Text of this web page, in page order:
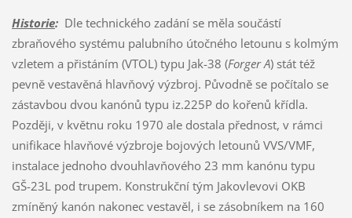
Historie:Dle technického zadání se měla součástí
zbraňového systému palubního útočného letounu s kolmým
vzletem a přistáním (VTOL) typu Jak-38 (Forger A) stát též
pevně vestavěná hlavňový výzbroj. Původně se počítalo se
zástavbou dvou kanónů typu iz.225P do kořenů křídla.
Později, v květnu roku 1970 ale dostala přednost, v rámci
unifikace hlavňové výzbroje bojových letounů VVS/VMF,
instalace jednoho dvouhlavňového 23 mm kanónu typu
GŠ-23L pod trupem. Konstrukční tým Jakovlevovi OKB
zmíněný kanón nakonec vestavěl, i se zásobníkem na 160